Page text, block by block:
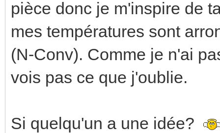
pièce donc je m'inspire de
mes températures sont
(N-Conv). Comme je n'ai
vois pas ce que j'oublie.
Si quelqu'un a une idée?